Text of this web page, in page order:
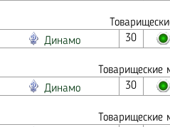
Динамо 30
Динамо 30